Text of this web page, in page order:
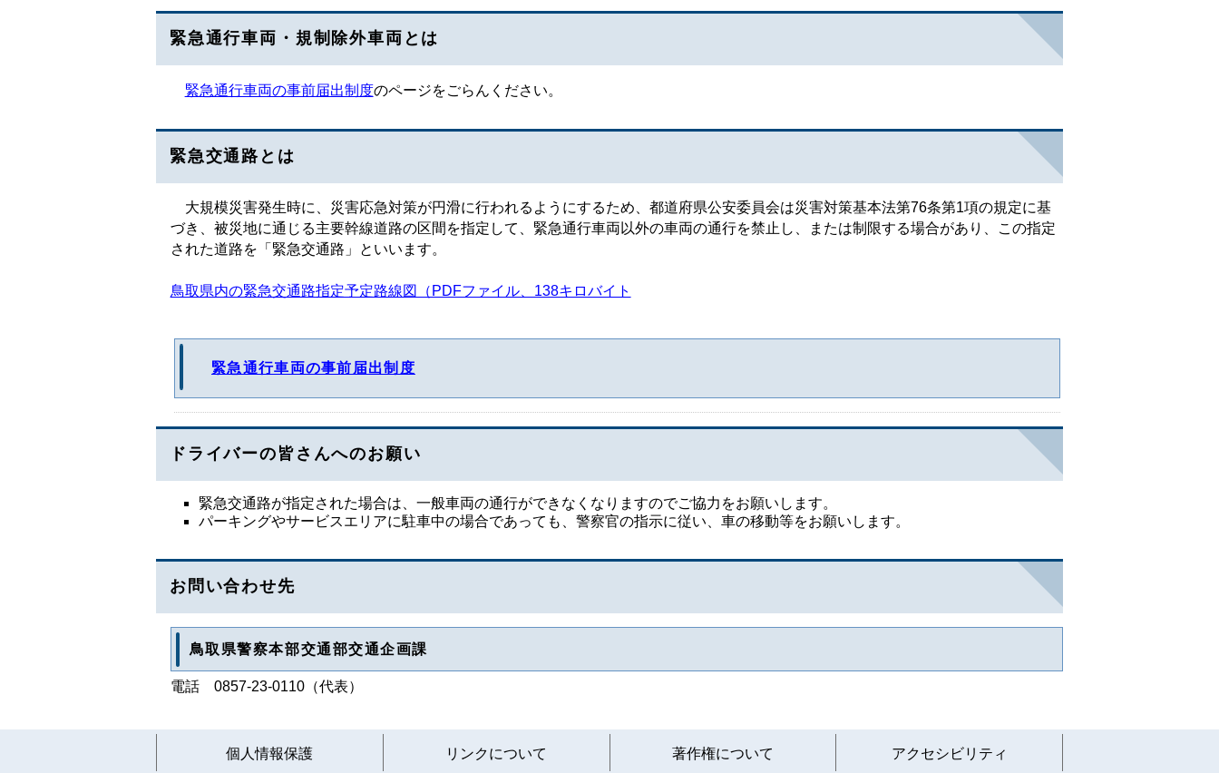
緊急通行車両・規制除外車両とは
緊急通行車両の事前届出制度のページをごらんください。
緊急交通路とは
大規模災害発生時に、災害応急対策が円滑に行われるようにするため、都道府県公安委員会は災害対策基本法第76条第1項の規定に基
づき、被災地に通じる主要幹線道路の区間を指定して、緊急通行車両以外の車両の通行を禁止し、または制限する場合があり、この指定
された道路を「緊急交通路」といいます。
鳥取県内の緊急交通路指定予定路線図（PDFファイル、138キロバイト
緊急通行車両の事前届出制度
ドライバーの皆さんへのお願い
緊急交通路が指定された場合は、一般車両の通行ができなくなりますのでご協力をお願いします。
パーキングやサービスエリアに駐車中の場合であっても、警察官の指示に従い、車の移動等をお願いします。
お問い合わせ先
鳥取県警察本部交通部交通企画課
電話 0857-23-0110（代表）
個人情報保護
と
リンクについて 著作権について アクセシビリティ